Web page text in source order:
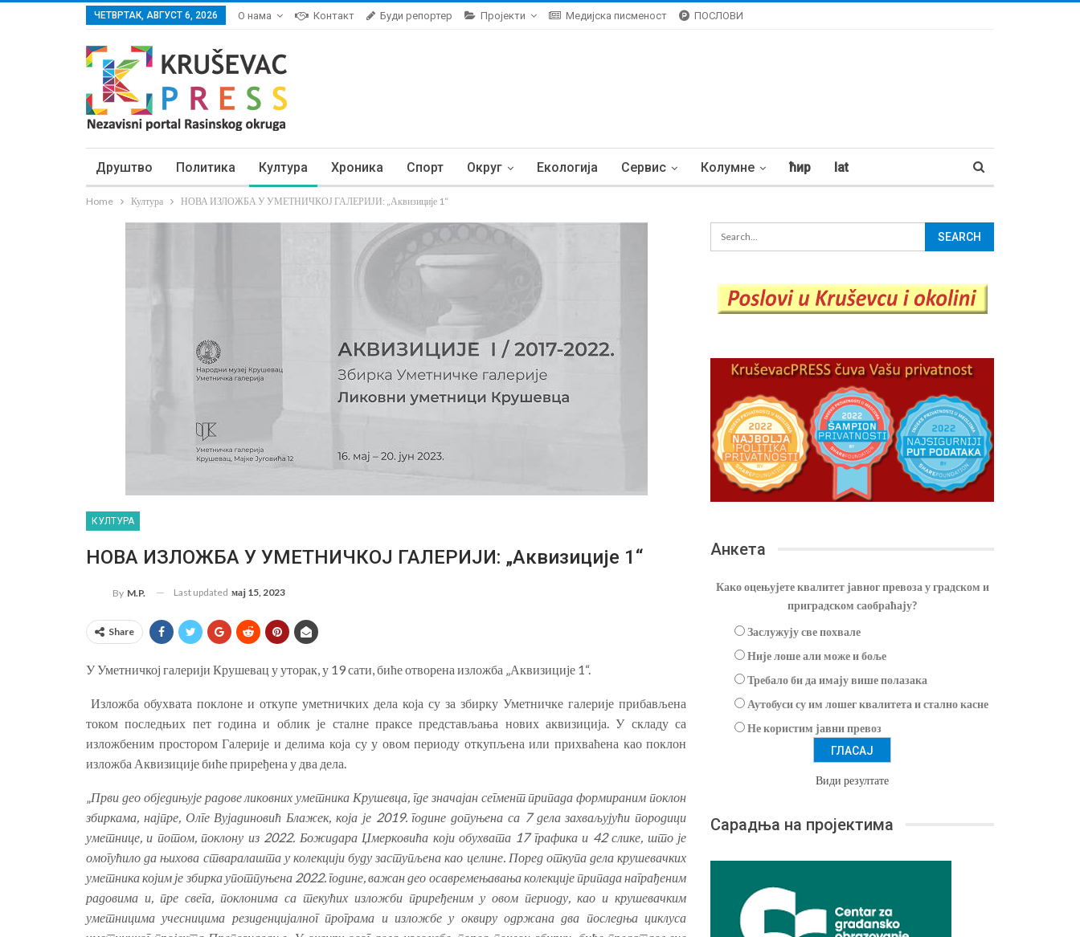
ЧЕТВРТАК, АВГУСТ 6, 2026 О нама Контакт Буди репортер Пројекти Медијска писменост ПОСЛОВИ
Друштво Политика Култура Хроника Спорт Округ Екологија Сервис Колумне ћир lat
Home Култура НОВА ИЗЛОЖБА У УМЕТНИЧКОЈ ГАЛЕРИЈИ: „Аквизиције 1“
КУЛТУРА
НОВА ИЗЛОЖБА У УМЕТНИЧКОЈ ГАЛЕРИЈИ: „Аквизиције 1“
By M.P. Last updated мај 15, 2023
Share
У Уметничкој галерији Крушевац у уторак, у 19 сати, биће отворена изложба „Аквизиције 1“.
Изложба обухвата поклоне и откупе уметничких дела која су за збирку Уметничке галерије прибављена
током последњих пет година и облик је сталне праксе представљања нових аквизиција. У складу са
изложбеним простором Галерије и делима која су у овом периоду откупљена или прихваћена као поклон
изложба Аквизиције биће приређена у два дела.
„Први део обједињује радове ликовних уметника Крушевца, где значајан сегмент припада формираним поклон
збиркама, најпре, Олге Вујадиновић Блажек, која је 2019. године допуњена са 7 дела захваљујући породици
уметнице, и потом, поклону из 2022. Божидара Џмерковића који обухвата 17 графика и 42 слике, што је
омогућило да њихова стваралашта у колекцији буду заступљена као целине. Поред откупа дела крушевачких
уметника којим је збирка употпуњена 2022. године, важан део осавремењавања колекције припада награђеним
радовима и, пре свега, поклонима са текућих изложби приређеним у овом периоду, као и крушевачким
уметницима учесницима резиденцијалног програма и изложбе у оквиру одржана два последња циклуса
Анкета
Како оцењујете квалитет јавног превоза у градском и
приградском саобраћају?
Заслужују све похвале
Није лоше али може и боље
Требало би да имају више полазака
Аутобуси су им лошег квалитета и стално касне
Не користим јавни превоз
Види резултате
Сарадња на пројектима